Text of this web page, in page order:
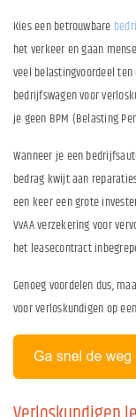
Kies een betrouwbare
het verkeer en gaan
veel belastingvoordeel
bedrijfswagen voor
je geen BPM (Belasting
Wanneer je een
bedrag kwijt aan
een keer een grote
VvAA verzekering voor
het leasecontract
Genoeg voordelen dus,
voor verloskundigen op